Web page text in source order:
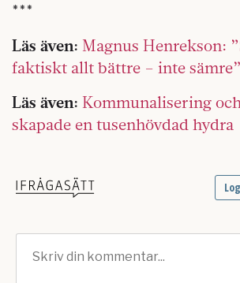
***
Läs även: Magnus Henrekson:
faktiskt allt bättre – inte sämre”
Läs även: Kommunalisering
skapade en tusenhövdad hydra